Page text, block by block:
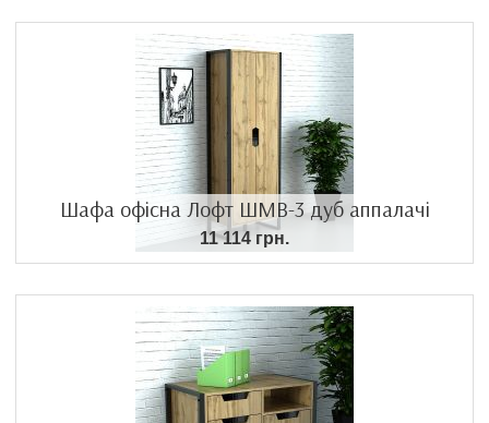
Шафа офісна Лофт ШМВ-3 дуб аппалачі
11 114 грн.